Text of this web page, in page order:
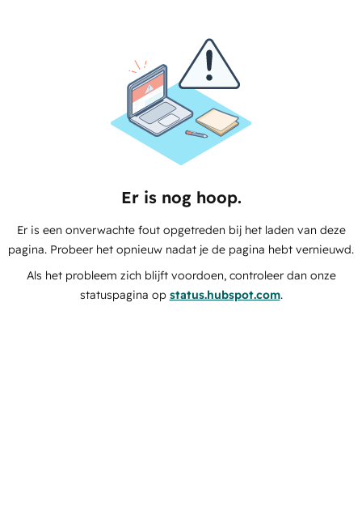
Er is nog hoop.
Er is een onverwachte fout opgetreden bij het laden van deze
pagina. Probeer het opnieuw nadat je de pagina hebt vernieuwd.
Als het probleem zich blijft voordoen, controleer dan onze
statuspagina op status.hubspot.com.